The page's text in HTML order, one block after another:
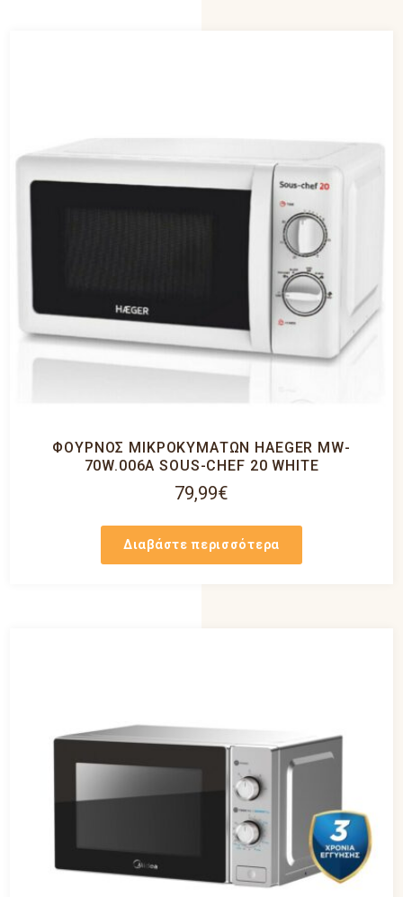
ΦΟΥΡΝΟΣ ΜΙΚΡΟΚΥΜΑΤΩΝ HAEGER MW-
70W.006A SOUS-CHEF 20 WHITE
79,99€
Διαβάστε περισσότερα